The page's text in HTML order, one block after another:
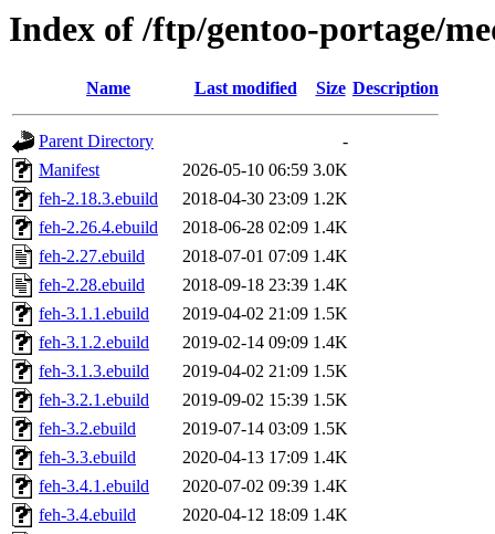
Index of /ftp/gentoo-portage/
Name Last modified Size Description
Parent Directory
-
Manifest
2026-05-10 06:59 3.0K
feh-2.18.3.ebuild
2018-04-30 23:09 1.2K
feh-2.26.4.ebuild
2018-06-28 02:09 1.4K
feh-2.27.ebuild
2018-07-01 07:09 1.4K
feh-2.28.ebuild
2018-09-18 23:39 1.4K
feh-3.1.1.ebuild
2019-04-02 21:09 1.5K
feh-3.1.2.ebuild
2019-02-14 09:09 1.4K
feh-3.1.3.ebuild
2019-04-02 21:09 1.5K
feh-3.2.1.ebuild
2019-09-02 15:39 1.5K
feh-3.2.ebuild
2019-07-14 03:09 1.5K
feh-3.3.ebuild
2020-04-13 17:09 1.4K
feh-3.4.1.ebuild
2020-07-02 09:39 1.4K
feh-3.4.ebuild
2020-04-12 18:09 1.4K